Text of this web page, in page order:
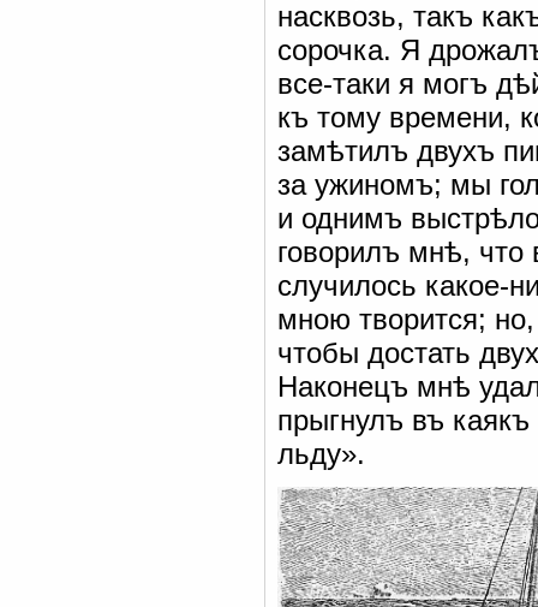
насквозь, такъ
сорочка. Я
все-таки я могъ
къ тому времени,
замѣтилъ двухъ
за ужиномъ; мы
и однимъ
говорилъ мнѣ, что
случилось какое-
мною творится;
чтобы достать
Наконецъ мнѣ
прыгнулъ въ
льду».